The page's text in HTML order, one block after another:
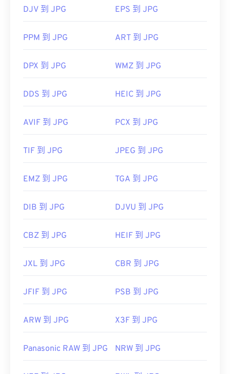
DJV 到 JPG EPS 到 JPG
PPM 到 JPG ART 到 JPG
DPX 到 JPG WMZ 到 JPG
DDS 到 JPG HEIC 到 JPG
AVIF 到 JPG PCX 到 JPG
TIF 到 JPG JPEG 到 JPG
EMZ 到 JPG TGA 到 JPG
DIB 到 JPG DJVU 到 JPG
CBZ 到 JPG HEIF 到 JPG
JXL 到 JPG CBR 到 JPG
JFIF 到 JPG PSB 到 JPG
ARW 到 JPG X3F 到 JPG
Panasonic RAW 到 JPG NRW 到 JPG